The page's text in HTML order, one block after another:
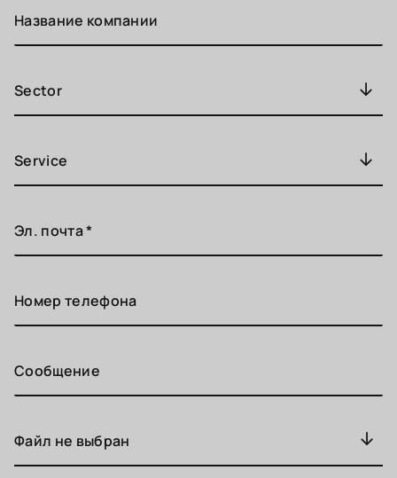
Sector
Service
Файл не выбран